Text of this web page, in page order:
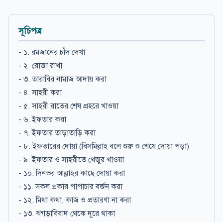
সূচিপত্র
- ১. রমজানের চাঁদ দেখা
- ২. রোজা রাখা
- ৩. তারাবির নামাজ আদায় করা
- ৪. সাহরী করা
- ৫. সাহরী রাতের শেষ প্রহরে খাওয়া
- ৬. ইফতার করা
- ৭. ইফতার তাড়াতাড়ি করা
- ৮. ইফতারের দোয়া (বিসমিল্লাহ বলে শুরু ও শেষে দোয়া পড়া)
- ৯. ইফতার ও সাহরীতে খেজুর খাওয়া
- ১০. দিনভর আল্লাহর কাছে দোয়া করা
- ১১. সকল প্রকার পাপাচার বর্জন করা
- ১২. মিথা কথা, কাজ ও প্রতারণা না করা
- ১৩. ঝগড়াবিবাদ থেকে দূরে থাকা